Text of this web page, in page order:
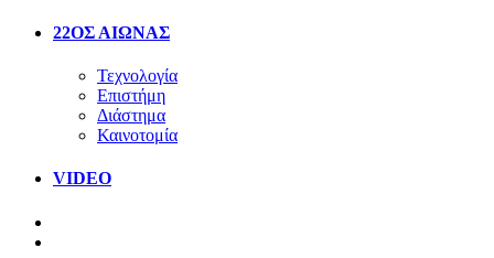
22ΟΣ ΑΙΩΝΑΣ
Τεχνολογία
Επιστήμη
Διάστημα
Καινοτομία
VIDEO